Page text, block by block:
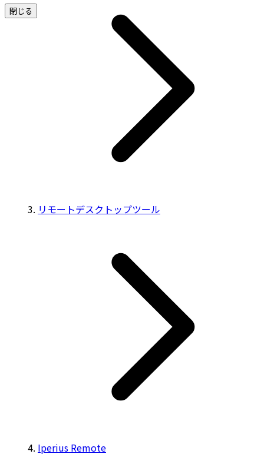
閉じる
リモートデスクトップツール
Iperius Remote